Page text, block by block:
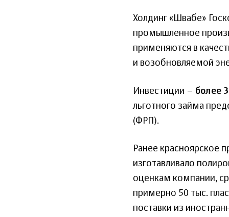
Холдинг «Швабе»
промышленное
применяются в
и возобновляемой
Инвестиции – более
льготного займа
(ФРП).
Ранее красноярское
изготавливало
оценкам компании,
примерно 50 тыс.
поставки из